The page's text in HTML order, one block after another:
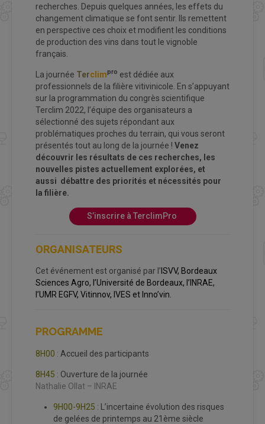
recherches. Depuis quelques années, les effets du
changement climatique se font sentir. Ils remettent
en perspective ces choix et modifient les conditions
de production des vins dans tout le vignoble
français.
La journée Terclimpro est dédiée aux
professionnels de la filière vitivinicole. En s’appuyant
sur la programmation du congrès scientifique
Terclim 2022, l’équipe des organisateurs a
sélectionné des sujets répondant aux
problématiques proches du terrain, qui vous seront
présentés tout au long de la journée ! Venez
découvrir les résultats de ces recherches, les
nouvelles pistes actuellement explorées, et
aussi débattre des priorités et nécessités pour
la filière.
S’inscrire à TerclimPro
ORGANISATEURS
Cet événement est organisé par l’ISVV, Bordeaux
Sciences Agro, l’Université de Bordeaux, l’INRAE,
l’UMR EGFV, Vitinnov, IVES etInno’vin
PROGRAMME
8H00 : Accueil des participants
8H45 : Ouverture de la journée
Nathalie Ollat – INRAE
9H00-9H25 : L’incertaine évolution des risques
de gelées de printemps au 21ème siècle